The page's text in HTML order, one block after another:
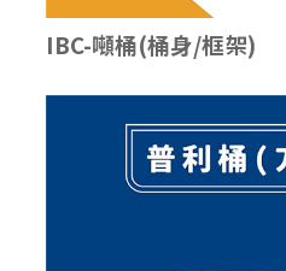
IBC-噸桶(桶身/框架)